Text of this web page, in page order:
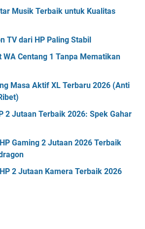
Musik Terbaik untuk Kualitas
TV dari HP Paling Stabil
WA Centang 1 Tanpa Mematikan
Masa Aktif XL Terbaru 2026 (Anti
2 Jutaan Terbaik 2026: Spek Gahar
Gaming 2 Jutaan 2026 Terbaik
2 Jutaan Kamera Terbaik 2026